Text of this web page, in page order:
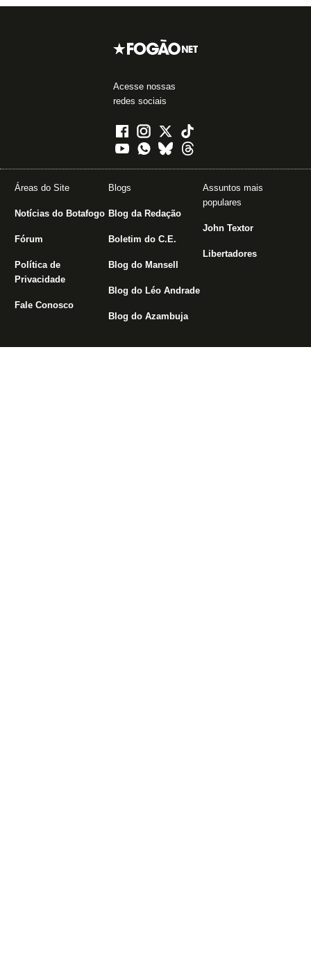
Acesse nossas
redes sociais
Áreas do Site
Notícias do Botafogo
Fórum
Política de
Privacidade
Fale Conosco
Blogs
Blog da Redação
Boletim do C.E.
Blog do Mansell
Blog do Léo Andrade
Blog do Azambuja
Assuntos mais
populares
John Textor
Libertadores